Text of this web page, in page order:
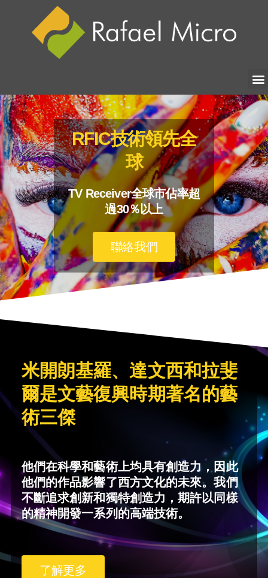
RFIC技術領先全
球
TV Receiver全球市佔率超
過30％以上
聯絡我們
米開朗基羅、達文西和拉斐
爾是文藝復興時期著名的藝
術三傑
他們在科學和藝術上均具有創造力，因此
他們的作品影響了西方文化的未來。我們
不斷追求創新和獨特創造力，期許以同樣
的精神開發一系列的高端技術。
了解更多